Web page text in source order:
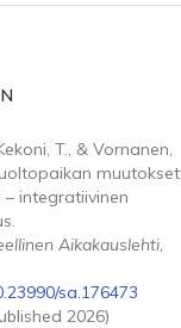
T., & Vornanen,
muutokset
integratiivinen
Aikakauslehti,
sa.176473
2026)